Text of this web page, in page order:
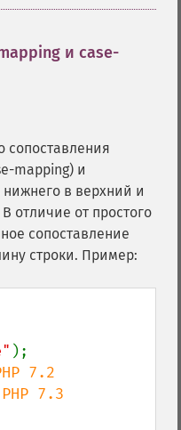
и case-
сопоставления
mapping) и
в верхний и
отличие от простого
сопоставление
строки. Пример:
7.2
7.3